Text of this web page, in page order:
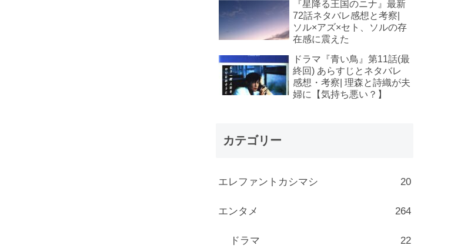
『星降る王国のニナ』最新
72話ネタバレ感想と考察|
ソル×アズ×セト、ソルの存
在感に震えた
ドラマ『青い鳥』第11話(最
終回) あらすじとネタバレ
感想・考察| 理森と詩織が夫
婦に【気持ち悪い？】
カテゴリー
エレファントカシマシ 20
エンタメ 264
ドラマ 22